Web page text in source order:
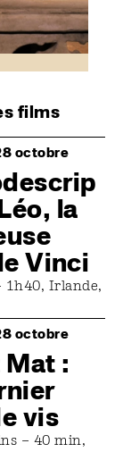
films
octobre
la
Vinci
1h40, Irlande,
octobre
Mat :
vis
– 40 min,